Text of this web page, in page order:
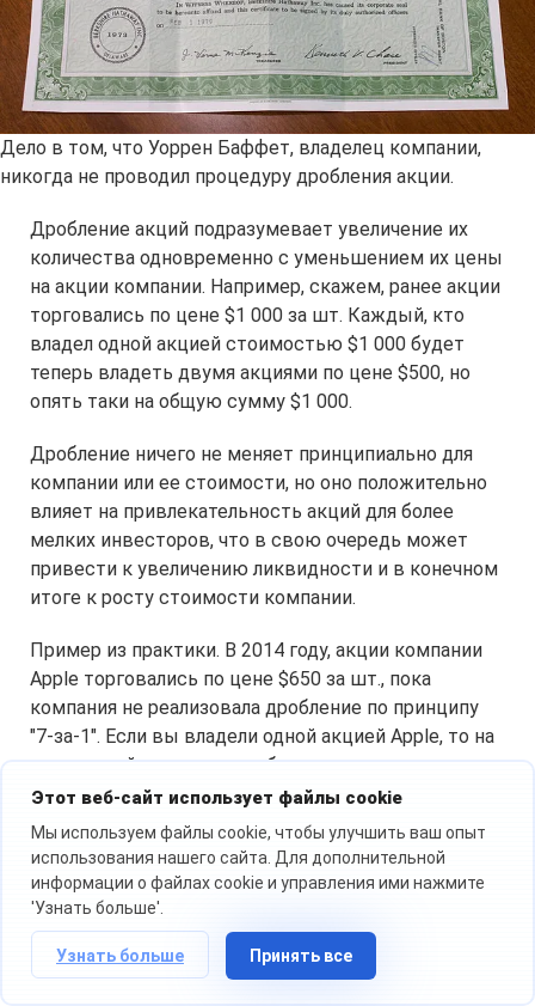
Этот веб-сайт использует файлы cookie
Мы используем файлы cookie, чтобы улучшить ваш опыт
использования нашего сайта. Для дополнительной
информации о файлах cookie и управления ими нажмите
'Узнать больше'.
Узнать больше Принять все
Дело в том, что Уоррен Баффет, владелец компании,
никогда не проводил процедуру дробления акции.
Дробление акций подразумевает увеличение их
количества одновременно с уменьшением их цены
на акции компании. Например, скажем, ранее акции
торговались по цене $1 000 за шт. Каждый, кто
владел одной акцией стоимостью $1 000 будет
теперь владеть двумя акциями по цене $500, но
опять таки на общую сумму $1 000.
Дробление ничего не меняет принципиально для
компании или ее стоимости, но оно положительно
влияет на привлекательность акций для более
мелких инвесторов, что в свою очередь может
привести к увеличению ликвидности и в конечном
итоге к росту стоимости компании.
Пример из практики. В 2014 году, акции компании
Apple торговались по цене $650 за шт., пока
компания не реализовала дробление по принципу
"7-за-1″. Если вы владели одной акцией Apple, то на
следующий день, вы уже были счастливым
владельцем 7 акций стоимостью в 7 раз меньше
чем ранее. ($92 вместо $650).
Уоррен Баффет просто никогда не дробил акции с
момента выпуска. В 1980 году, одна акция стоила
$300, в 1990 она стоила около $7 000, в 2000 уже
более $50 000, а сейчас она стоит $453 066.